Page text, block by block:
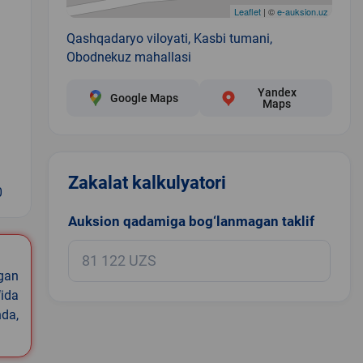
Leaflet| ©e-auksion.uz
Qashqadaryo viloyati, Kasbi tumani,
Obodnekuz mahallasi
Google Maps
Yandex
Maps
Zakalat kalkulyatori
Auksion qadamiga bog‘lanmagan taklif